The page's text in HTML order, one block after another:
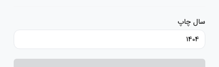
سال چاپ
1404